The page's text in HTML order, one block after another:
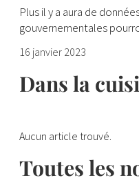
Plus il y a aura de
gouvernementales
16 janvier 2023
Dans la
Aucun article trouvé.
Toutes les